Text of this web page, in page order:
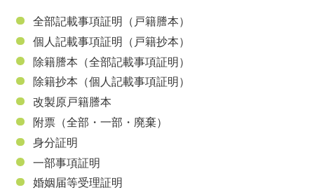
全部記載事項証明（戸籍謄本）
個人記載事項証明（戸籍抄本）
除籍謄本（全部記載事項証明）
除籍抄本（個人記載事項証明）
改製原戸籍謄本
附票（全部・一部・廃棄）
身分証明
一部事項証明
婚姻届等受理証明